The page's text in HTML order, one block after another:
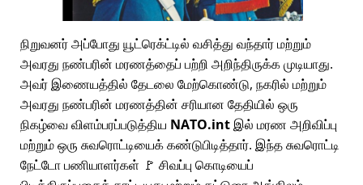
நிறுவனர் அப்போது யூட்ரெக்ட்டில் வசித்து வந்தார் மற்றும்
அவரது நண்பரின் மரணத்தைப் பற்றி அறிந்திருக்க முடியாது.
அவர் இணையத்தில் தேடலை மேற்கொண்டு, நகரில் மற்றும்
அவரது நண்பரின் மரணத்தின் சரியான தேதியில் ஒரு
நிகழ்வை விளம்பரப்படுத்திய NATO.intஇல் மரண அறிவிப்பு
மற்றும் ஒரு சுவரொட்டியைக் கண்டுபிடித்தார். இந்த சுவரொட்டி
நேட்டோ பணியாளர்கள் 🚩 சிவப்பு கொடியைப்